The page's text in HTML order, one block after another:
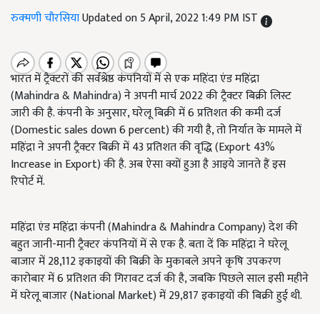
रुक्मणी चौरसियाUpdated on 5 April, 2022 1:49 PM IST
भारत में ट्रैक्टरों की सर्वश्रेष्ठ कंपनियों में से एक महिंदा एंड महिंद्रा
(Mahindra & Mahindra) ने अपनी मार्च 2022 की ट्रैक्टर बिक्री लिस्ट
जारी की है. कंपनी के अनुसार, घरेलू बिक्री में 6 प्रतिशत की कमी दर्ज
(Domestic sales down 6 percent) की गयी है, तो निर्यात के मामले में
महिंद्रा ने अपनी ट्रैक्टर बिक्री में 43 प्रतिशत की वृद्धि (Export 43%
Increase in Export) की है. अब ऐसा क्यों हुआ है आइये जानते हैं इस
रिपोर्ट में.
महिंद्रा एंड महिंद्रा कंपनी (Mahindra & Mahindra Company) देश की
बहुत जानी-मानी ट्रैक्टर कंपनियों में से एक है. बता दें कि महिंद्रा ने घरेलू
बाजार में 28,112 इकाइयों की बिक्री के मुकाबले अपने कृषि उपकरण
कारोबार में 6 प्रतिशत की गिरावट दर्ज की है, जबकि पिछले साल इसी महीने
में घरेलू बाजार (National Market) में 29,817 इकाइयों की बिक्री हुई थी.